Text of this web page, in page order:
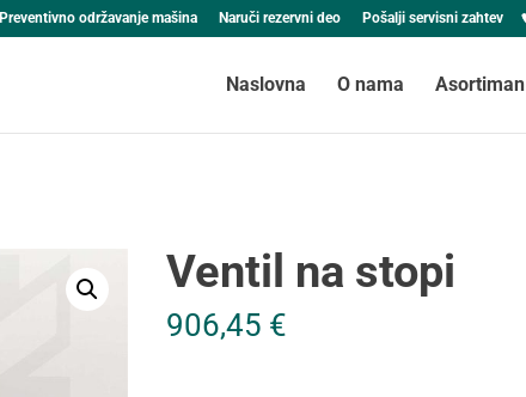
Preventivno održavanje mašina Naruči rezervni deo Pošalji servisni zahtev
Naslovna O nama Asortiman
Ventil na stopi
906,45 €